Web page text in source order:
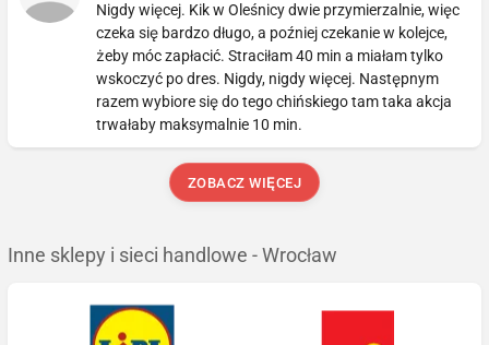
Nigdy więcej. Kik w Oleśnicy dwie przymierzalnie, więc
czeka się bardzo długo, a poźniej czekanie w kolejce,
żeby móc zapłacić. Straciłam 40 min a miałam tylko
wskoczyć po dres. Nigdy, nigdy więcej. Następnym
razem wybiore się do tego chińskiego tam taka akcja
trwałaby maksymalnie 10 min.
ZOBACZ WIĘCEJ
Inne sklepy i sieci handlowe - Wrocław